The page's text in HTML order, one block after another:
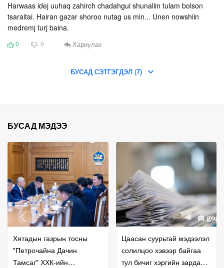
Harwaas idej uuhaq zahirch chadahgui shunaliin tulam bolson
tsaraitai. Hairan gazar shoroo nutag us min... Unen nowshiin
medremj turj baina.
0 0 Хариулах
БУСАД СЭТГЭГДЭЛ (7)
БУСАД МЭДЭЭ
Хятадын газрын тосны
"Петрочайна Дачин
Тамсаг" ХХК-ийн
Цаасан суурьтай мэдээлэл
солилцоо хэвээр байгаа
тул бичиг хэргийн зардал